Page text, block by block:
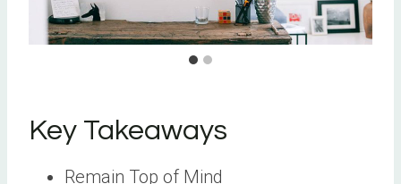
Key Takeaways
Remain Top of Mind